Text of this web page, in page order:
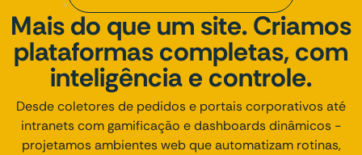
Mais do que um site. Criamos
plataformas completas, com
inteligência e controle.
Desde coletores de pedidos e portais corporativos até
intranets com gamificação e dashboards dinâmicos -
projetamos ambientes web que automatizam rotinas,